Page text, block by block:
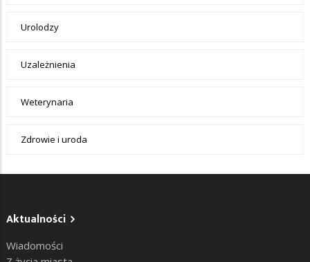
Urolodzy
Uzależnienia
Weterynaria
Zdrowie i uroda
Aktualności
Wiadomości